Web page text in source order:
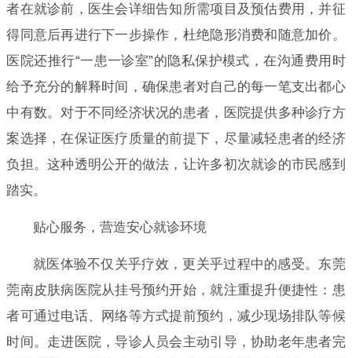
者在就诊前，医生会详细告知所需项目及预估费用，并征
得同意后再进行下一步操作，杜绝隐形消费和随意加价。
医院还推行“一患一诊室”的隐私保护模式，在沟通费用时
给予充分的解释时间，确保患者对自己的每一笔支出都心
中有数。对于不同经济状况的患者，医院提供多种诊疗方
案选择，在保证医疗质量的前提下，尽量减轻患者的经济
负担。这种透明公开的做法，让许多初次就诊的市民感到
踏实。
贴心服务，营造安心就诊环境
就医体验不仅关乎疗效，更关乎过程中的感受。东莞
莞南皮肤病医院从挂号预约开始，就注重提升便捷性：患
者可通过电话、网络等方式提前预约，减少现场排队等候
时间。走进医院，导诊人员会主动引导，协助老年患者完